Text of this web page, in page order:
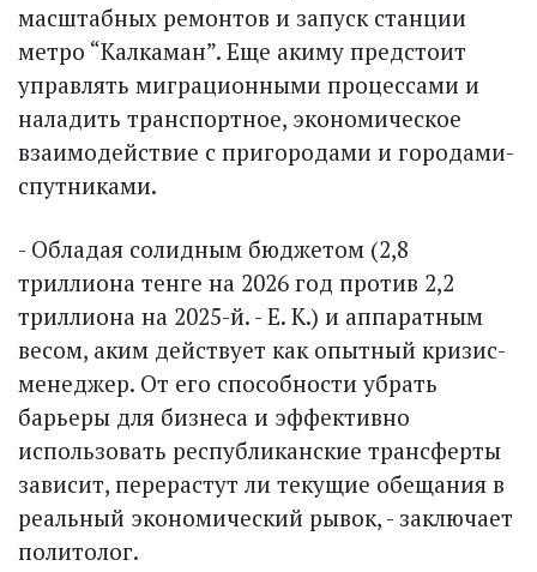
масштабных ремонтов и запуск станции
метро “Калкаман”. Еще акиму предстоит
управлять миграционными процессами и
наладить транспортное, экономическое
взаимодействие с пригородами и городами-
спутниками.
- Обладая солидным бюджетом (2,8
триллиона тенге на 2026 год против 2,2
триллиона на 2025-й. - Е. К.) и аппаратным
весом, аким действует как опытный кризис-
менеджер. От его способности убрать
барьеры для бизнеса и эффективно
использовать республиканские трансферты
зависит, перерастут ли текущие обещания в
реальный экономический рывок, - заключает
политолог.